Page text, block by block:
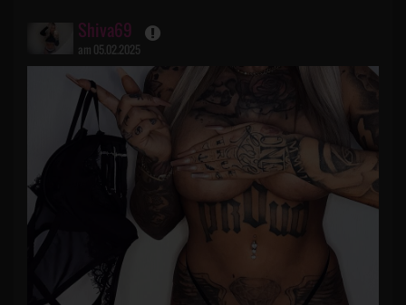
Shiva69
am 05.02.2025